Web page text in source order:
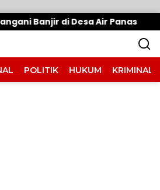
Banjir di Desa Air Panas
POLITIK HUKUM KRIMINAL